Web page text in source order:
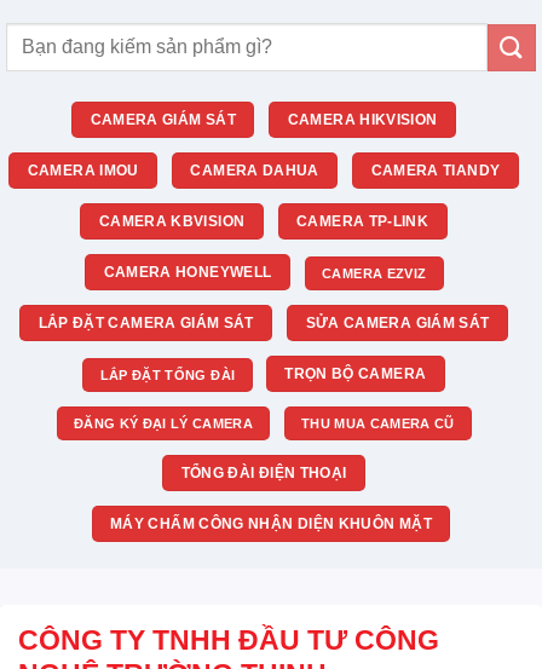
Tìm
CAMERA GIÁM SÁT CAMERA HIKVISION
CAMERA IMOU CAMERA DAHUA CAMERA TIANDY
CAMERA KBVISION CAMERA TP-LINK
CAMERA HONEYWELL CAMERA EZVIZ
LẮP ĐẶT CAMERA GIÁM SÁT SỬA CAMERA GIÁM SÁT
LẮP ĐẶT TỔNG ĐÀI TRỌN BỘ CAMERA
ĐĂNG KÝ ĐẠI LÝ CAMERA THU MUA CAMERA CŨ
TỔNG ĐÀI ĐIỆN THOẠI
MÁY CHẤM CÔNG NHẬN DIỆN KHUÔN MẶT
CÔNG TY TNHH ĐẦU TƯ CÔNG